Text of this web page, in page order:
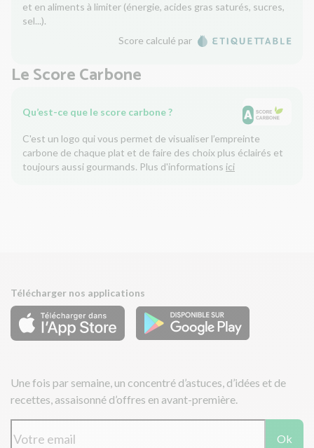
et en aliments à limiter (énergie, acides gras saturés, sucres,
sel...).
Score calculé par
Le Score Carbone
Qu’est-ce que le score carbone ?
C'est un logo qui vous permet de visualiser l’empreinte
carbone de chaque plat et de faire des choix plus éclairés et
toujours aussi gourmands. Plus d'informations ici
Télécharger nos applications
Une fois par semaine, un concentré d’astuces, d’idées et de
recettes, assaisonné d’offres en avant-première.
Ok